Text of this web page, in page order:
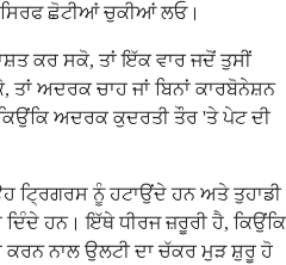
ਸਿਰਫ ਛੋਟੀਆਂ ਚੁਕੀਆਂ ਲਓ।
ਕਰ ਸਕੋ, ਤਾਂ ਇੱਕ ਵਾਰ ਜਦੋਂ ਤੁਸੀਂ
ਅਦਰਕ ਚਾਹ ਜਾਂ ਬਿਨਾਂ ਕਾਰਬੋਨੇਸ਼ਨ
ਅਦਰਕ ਕੁਦਰਤੀ ਤੌਰ 'ਤੇ ਪੇਟ ਦੀ
ਟ੍ਰਿਗਰਸ ਨੂੰ ਹਟਾਉਂਦੇ ਹਨ ਅਤੇ ਤੁਹਾਡੀ
ਦਿੰਦੇ ਹਨ। ਇੱਥੇ ਧੀਰਜ ਜ਼ਰੂਰੀ ਹੈ, ਕਿਉਂਕਿ
ਕਰਨ ਨਾਲ ਉਲਟੀ ਦਾ ਚੱਕਰ ਮੁੜ ਸ਼ੁਰੂ ਹੋ